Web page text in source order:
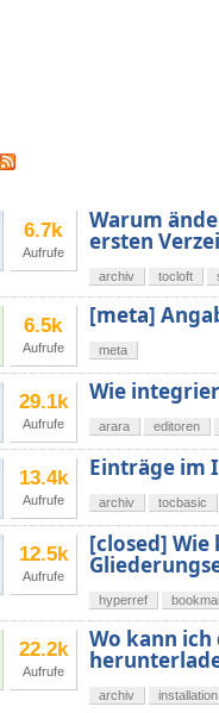
6.7k
Aufrufe
Warum
ersten
archiv tocloft
6.5k
Aufrufe
[meta]
meta
29.1k
Aufrufe
Wie
arara editoren
13.4k
Aufrufe
Einträge im
archiv tocbasic
12.5k
Aufrufe
[closed]
hyperref
22.2k
Aufrufe
Wo kann ich
archiv installation